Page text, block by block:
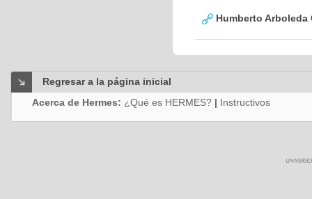
Humberto Arboleda
Regresar a la página inicial
Acerca de Hermes: ¿Qué es HERMES? | Instructivos